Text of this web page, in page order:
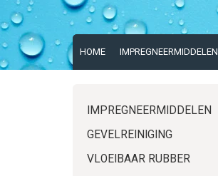
HOME IMPREGNEERMIDDELEN
IMPREGNEERMIDDELEN
GEVELREINIGING
VLOEIBAAR RUBBER